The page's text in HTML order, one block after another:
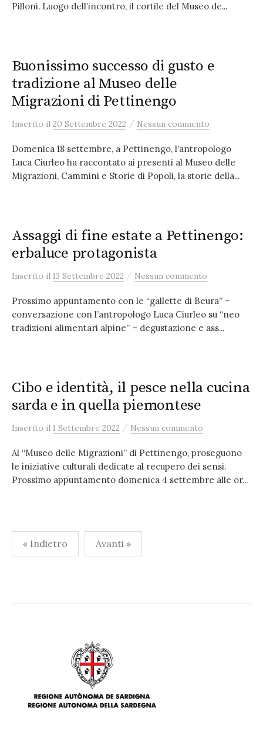
Pilloni. Luogo dell’incontro, il cortile del Museo de...
Buonissimo successo di gusto e
tradizione al Museo delle
Migrazioni di Pettinengo
Inserito il 20 Settembre 2022 / Nessun commento
Domenica 18 settembre, a Pettinengo, l’antropologo
Luca Ciurleo ha raccontato ai presenti al Museo delle
Migrazioni, Cammini e Storie di Popoli, la storie della...
Assaggi di fine estate a Pettinengo:
erbaluce protagonista
Inserito il 13 Settembre 2022 / Nessun commento
Prossimo appuntamento con le “gallette di Beura” –
conversazione con l’antropologo Luca Ciurleo su “neo
tradizioni alimentari alpine” – degustazione e ass...
Cibo e identità, il pesce nella cucina
sarda e in quella piemontese
Inserito il 1 Settembre 2022 / Nessun commento
Al “Museo delle Migrazioni” di Pettinengo, proseguono
le iniziative culturali dedicate al recupero dei sensi.
Prossimo appuntamento domenica 4 settembre alle or...
Paginazione
degli
« Indietro Avanti »